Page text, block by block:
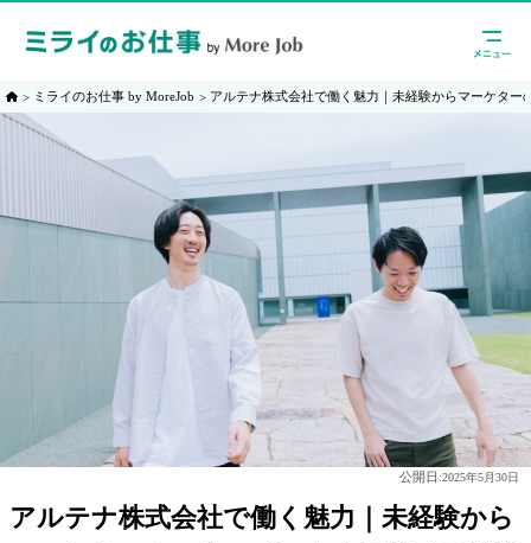
ミライのお仕事 by MoreJob アルテナ株式会社で働く魅力｜未経験からマーケター
公開日:2025年5月30日
アルテナ株式会社で働く魅力｜未経験から